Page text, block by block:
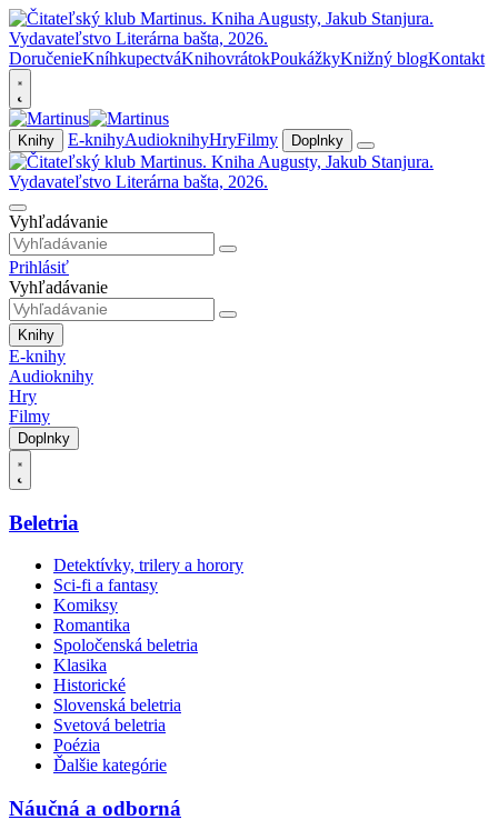
DoručenieKníhkupectváKnihovrátokPoukážkyKnižný blogKontakt
Knihy E-knihyAudioknihyHryFilmy Doplnky
Vyhľadávanie
Prihlásiť
Vyhľadávanie
Knihy
E-knihy
Audioknihy
Hry
Filmy
Doplnky
Beletria
Detektívky, trilery a horory
Sci-fi a fantasy
Komiksy
Romantika
Spoločenská beletria
Klasika
Historické
Slovenská beletria
Svetová beletria
Poézia
Ďalšie kategórie
Náučná a odborná